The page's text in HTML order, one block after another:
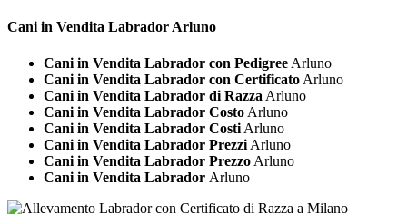
Cani in Vendita Labrador Arluno
Cani in Vendita Labrador con Pedigree Arluno
Cani in Vendita Labrador con Certificato Arluno
Cani in Vendita Labrador di Razza Arluno
Cani in Vendita Labrador Costo Arluno
Cani in Vendita Labrador Costi Arluno
Cani in Vendita Labrador Prezzi Arluno
Cani in Vendita Labrador Prezzo Arluno
Cani in Vendita Labrador Arluno